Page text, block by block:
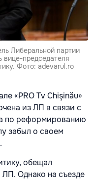
Либеральной партии
председателя
Фото: adevarul.ro
«PRO Tv Chişinău»
из ЛП в связи с
по реформированию
забыл о своем
обещал
Однако на съезде